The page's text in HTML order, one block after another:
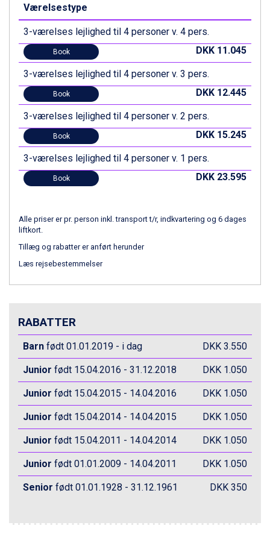
Canazei fra DKK 4.745
Livigno fra DKK 4.145
Ponte di Legno fra DKK 4.745
Bad Gastein fra DKK 4.195
Alleghe fra DKK 5.595
Sauze dOulx fra DKK 4.045
Arabba fra DKK 7.045
La Thuile fra DKK 4.595
Val Thorens fra DKK 5.395
Cervinia fra DKK 5.295
Sölden fra DKK 8.445
Bad Hofgastein fra DKK 5.495
Passo Tonale fra DKK 3.795
Saalbach fra DKK 5.945
Champoluc fra DKK 3.795
Fieberbrunn fra DKK 6.145
Wagrain fra DKK 4.645
Ischgl fra DKK 7.095
St. Anton fra DKK 7.245
Zell am See fra DKK 4.095
Bad Gastein fra DKK 4.195
Alleghe fra DKK 5.595
Sauze dOulx fra DKK 4.045
Arabba fra DKK 7.045
La Thuile fra DKK 4.595
Val Thorens fra DKK 5.395
Cervinia fra DKK 5.295
Sölden fra DKK 8.445
Bad Hofgastein fra DKK 5.495
Passo Tonale fra DKK 3.795
Saalbach fra DKK 5.945
Champoluc fra DKK 3.795
Sestriere fra DKK 4.395
Fieberbrunn fra DKK 6.145
Værelsestype
3-værelses lejlighed til 4 personer v. 4 pers.
Book DKK 11.045
3-værelses lejlighed til 4 personer v. 3 pers.
Book DKK 12.445
3-værelses lejlighed til 4 personer v. 2 pers.
Book DKK 15.245
3-værelses lejlighed til 4 personer v. 1 pers.
Book DKK 23.595
Alle priser er pr. person inkl. transport t/r, indkvartering og 6 dages
liftkort.
Tillæg og rabatter er anført herunder
Læs rejsebestemmelser
RABATTER
Barn født 01.01.2019 - i dag DKK 3.550
Junior født 15.04.2016 - 31.12.2018 DKK 1.050
Junior født 15.04.2015 - 14.04.2016 DKK 1.050
Junior født 15.04.2014 - 14.04.2015 DKK 1.050
Junior født 15.04.2011 - 14.04.2014 DKK 1.050
Junior født 01.01.2009 - 14.04.2011 DKK 1.050
Senior født 01.01.1928 - 31.12.1961 DKK 350